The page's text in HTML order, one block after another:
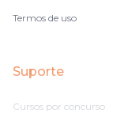
Termos de uso
Suporte
Cursos por concurso